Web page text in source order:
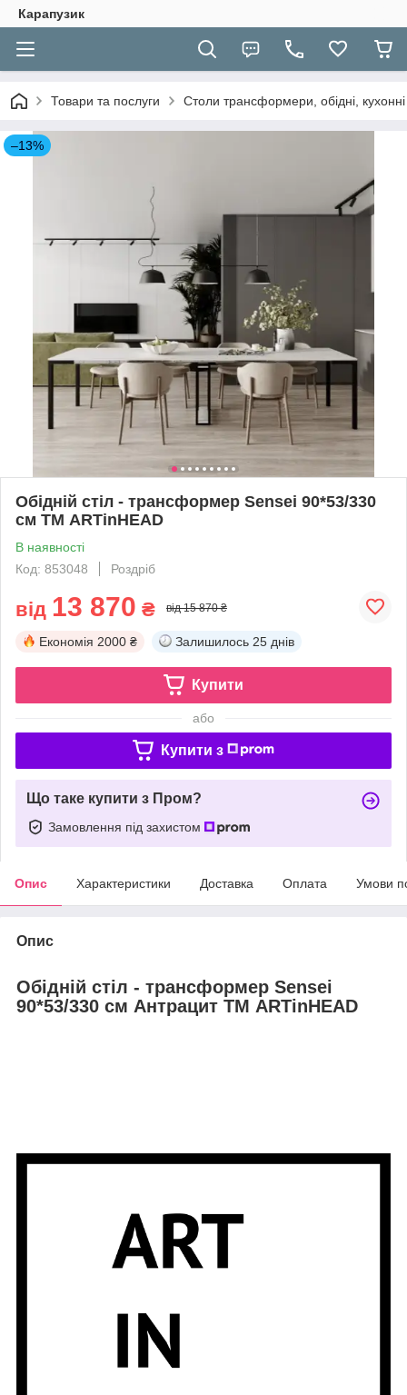
Карапузик
Товари та послуги Столи трансформери, обідні, кухонні
–13%
Обідній стіл - трансформер Sensei 90*53/330
см ТМ ARTinHEAD
В наявності
Код: 853048
Роздріб
від 13 870 ₴ від 15 870 ₴
Економія 2000 ₴ Залишилось 25 днів
Купити
або
Купити з
Що таке купити з Пром?
Замовлення під захистом
Опис Характеристики Доставка Оплата Умови
Опис
Обідній стіл - трансформер Sensei
90*53/330 см Антрацит ТМ ARTinHEAD